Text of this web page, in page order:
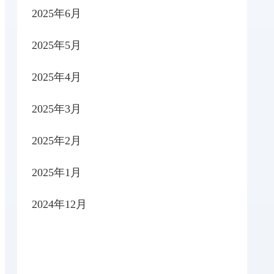
2025年6月
2025年5月
2025年4月
2025年3月
2025年2月
2025年1月
2024年12月